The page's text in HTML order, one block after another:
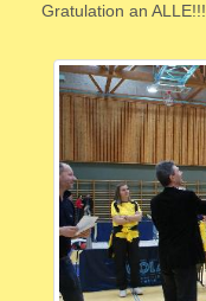
Gratulation an ALLE!!!